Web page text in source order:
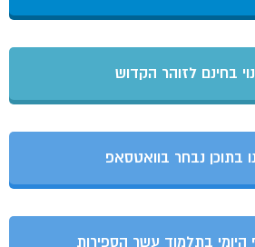
בחינם לזוהר הקדוש
בתוכן נבחר בוואטסאפ
היומי בתלמוד עשר הספירות